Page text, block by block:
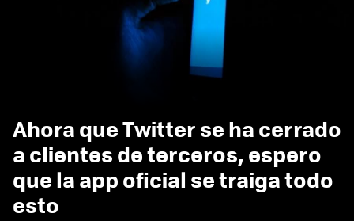
Ahora que Twitter se ha cerrado
a clientes de terceros, espero
que la app oficial se traiga todo
esto